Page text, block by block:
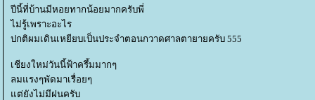
ปีนี้ที่บ้านมีหอยทากน้อยมากครับพี่
ไม่รู้เพราะอะไร
ปกติผมเดินเหยียบเป็นประจำตอนกวาดศาลตายายครับ 555
เชียงใหม่วันนี้ฟ้าครึ้มมากๆ
ลมแรงๆพัดมาเรื่อยๆ
ต่ยังไม่มีฝนครับ